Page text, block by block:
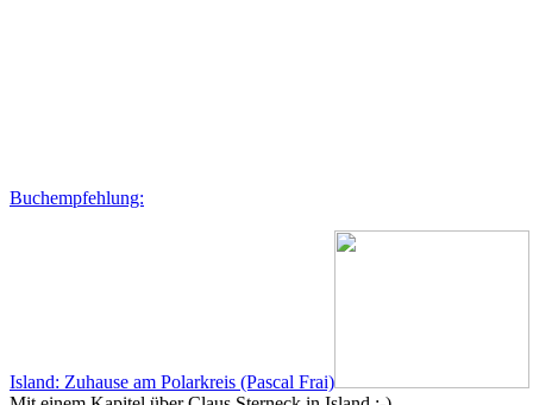
Buchempfehlung:
Island: Zuhause am Polarkreis (Pascal Frai)